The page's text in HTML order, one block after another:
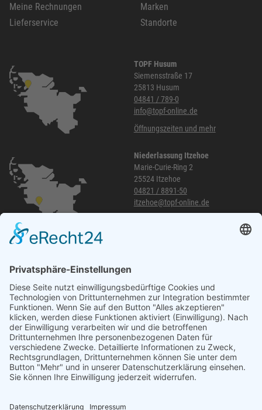
Meine Rechnungen
Lieferservice
Marken
Standorte
TOPF Husum
Siemensstraße 17
25813 Husum
04841 / 789-0
info@topf-online.de
Öffnungszeiten und mehr
Niederlassung Itzehoe
Marie-Curie-Ring 2
25524 Itzehoe
04821 / 8891-50
itzehoe@topf-online.de
040 / 21 04 04 04-04
glinde@topf-online.de
Öffnungszeiten und mehr